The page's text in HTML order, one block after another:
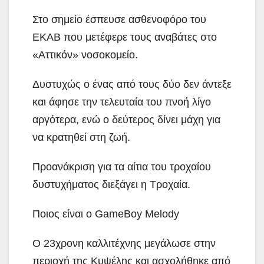
Στο σημείο έσπευσε ασθενοφόρο του
ΕΚΑΒ που μετέφερε τους αναβάτες στο
«Αττικόν» νοσοκομείο.
Δυστυχώς ο ένας από τους δύο δεν άντεξε
και άφησε την τελευταία του πνοή λίγο
αργότερα, ενώ ο δεύτερος δίνει μάχη για
να κρατηθεί στη ζωή.
Προανάκριση για τα αίτια του τροχαίου
δυστυχήματος διεξάγει η Τροχαία.
Ποιος είναι ο GameBoy Melody
Ο 23χρονη καλλιτέχνης μεγάλωσε στην
περιοχή της Κυψέλης και ασχολήθηκε από